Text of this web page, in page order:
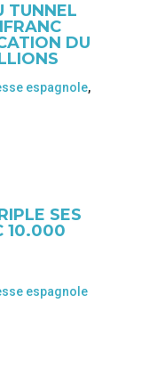
TUNNEL
DU
espagnole,
SES
10.000
espagnole